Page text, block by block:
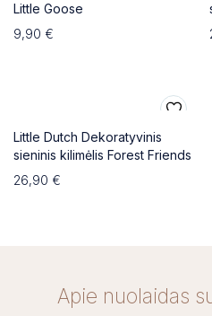
Little Goose
9,90 €
Little Dutch Dekoratyvinis
sieninis kilimėlis Forest Friends
26,90 €
Apie nuolaidas